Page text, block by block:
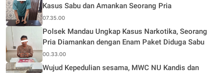
Kasus Sabu dan Amankan Seorang Pria
07.35.00
Polsek Mandau Ungkap Kasus Narkotika, Seorang
Pria Diamankan dengan Enam Paket Diduga Sabu
00.33.00
Wujud Kepedulian sesama, MWC NU Kandis dan